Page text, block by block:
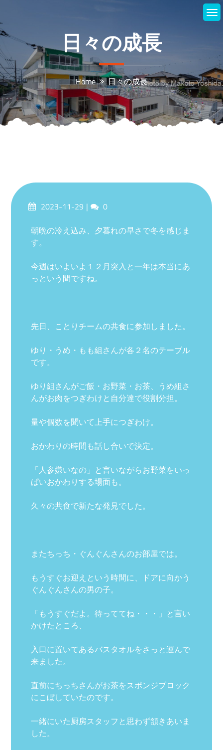
content
日々の成長
Home 日々の成長
Posted2023-11-29 Comments
0
朝晩の冷え込み、夕暮れの早さで冬を感じま
す。
今週はいよいよ１２月突入と一年は本当にあ
っという間ですね。
先日、ことりチームの共食に参加しました。
ゆり・うめ・もも組さんが各２名のテーブル
です。
ゆり組さんがご飯・お野菜・お茶、うめ組さ
んがお肉をつぎわけと自分達で役割分担。
量や個数を聞いて上手につぎわけ。
おかわりの時間も話し合いで決定。
「人参嫌いなの」と言いながらお野菜をいっ
ぱいおかわりする場面も。
久々の共食で新たな発見でした。
またちっち・ぐんぐんさんのお部屋では。
もうすぐお迎えという時間に、ドアに向かう
ぐんぐんさんの男の子。
「もうすぐだよ。待っててね・・・」と言い
かけたところ、
入口に置いてあるバスタオルをさっと運んで
来ました。
直前にちっちさんがお茶をスポンジブロック
にこぼしていたのです。
一緒にいた厨房スタッフと思わず頷きあいま
した。